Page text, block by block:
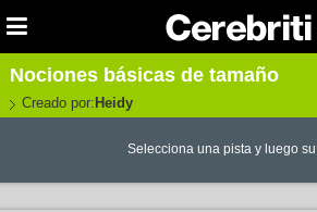
Nociones básicas de tamaño
Creado por: Heidy
Selecciona una pista y luego